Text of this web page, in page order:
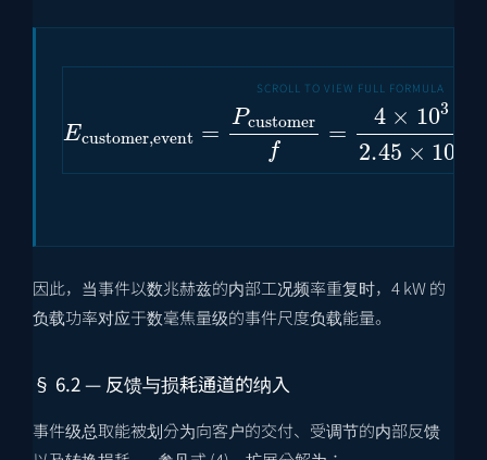
event=Pcustomerf=4×10
因此，当事件以数兆赫兹的内部工况频率重复时，4 kW 的
负载功率对应于数毫焦量级的事件尺度负载能量。
§ 6.2 — 反馈与损耗通道的纳入
事件级总取能被划分为向客户的交付、受调节的内部反馈